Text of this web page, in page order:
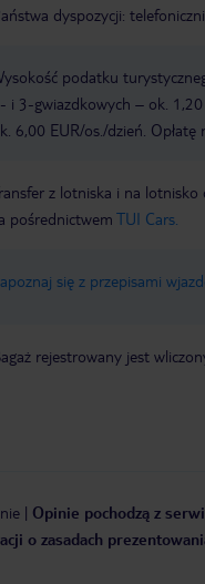
dyspozycji:
podatku
i 3-gwiazdkowych – ok.
6,00 EUR/os./dzień. Opłatę
z lotniska i na lotnisko
pośrednictwem TUI Cars.
się z przepisami
rejestrowany jest
| Opinie pochodzą z
o zasadach